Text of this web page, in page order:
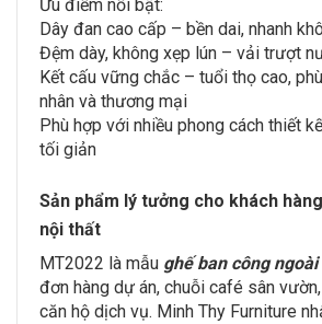
Ưu điểm nổi bật:
Dây đan cao cấp – bền dai, nhanh
Đệm dày, không xẹp lún – vải trượt
Kết cấu vững chắc – tuổi thọ cao,
nhân và thương mại
Phù hợp với nhiều phong cách thiết
tối giản
Sản phẩm lý tưởng cho khách
nội thất
MT2022 là mẫu ghế ban công
đơn hàng dự án, chuỗi café sân
căn hộ dịch vụ. Minh Thy Furniture